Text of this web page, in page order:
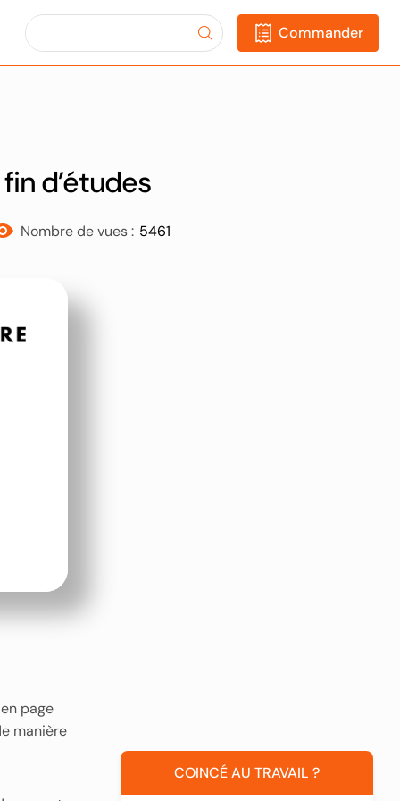
Commander
d’études
Nombre de vues : 5461
page
manière
COINCÉ AU TRAVAIL ?